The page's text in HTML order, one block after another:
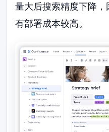
量大后搜索精度下降
有部署成本较高。